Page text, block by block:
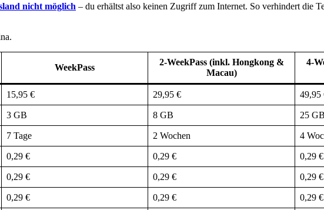
nicht möglich – du erhältst also keinen Zugriff zum Internet. So verhindert die
WeekPass
2-WeekPass (inkl. Hongkong &
Macau)
4-
15,95 € 29,95 € 49,95
3 GB 8 GB 25 GB
7 Tage 2 Wochen 4
0,29 € 0,29 € 0,29 €
0,29 € 0,29 € 0,29 €
0,29 € 0,29 € 0,29 €